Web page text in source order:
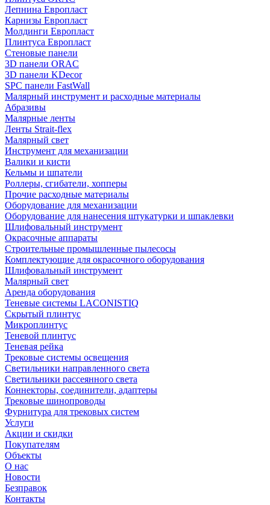
Лепнина Европласт
Карнизы Европласт
Молдинги Европласт
Плинтуса Европласт
Стеновые панели
3D панели ORAC
3D панели KDecor
SPC панели FastWall
Малярный инструмент и расходные материалы
Абразивы
Малярные ленты
Ленты Strait-flex
Малярный свет
Инструмент для механизации
Валики и кисти
Кельмы и шпатели
Роллеры, сгибатели, хопперы
Прочие расходные материалы
Оборудование для механизации
Оборудование для нанесения штукатурки и шпаклевки
Шлифовальный инструмент
Окрасочные аппараты
Строительные промышленные пылесосы
Комплектующие для окрасочного оборудования
Шлифовальный инструмент
Малярный свет
Аренда оборудования
Теневые системы LACONISTIQ
Скрытый плинтус
Микроплинтус
Теневой плинтус
Теневая рейка
Трековые системы освещения
Светильники направленного света
Светильники рассеянного света
Коннекторы, соединители, адаптеры
Трековые шинопроводы
Фурнитура для трековых систем
Услуги
Акции и скидки
Покупателям
Объекты
О нас
Новости
Безправок
Контакты